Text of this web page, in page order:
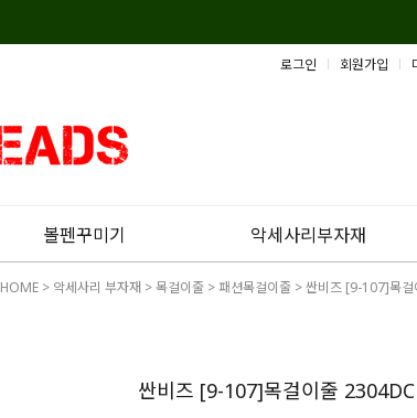
로그인 회원가입
볼펜꾸미기 악세사리부자재
HOME > 악세사리 부자재 >목걸이줄 > 패션목걸이줄 > 싼비즈 [9-107]목
싼비즈 [9-107]목걸이줄